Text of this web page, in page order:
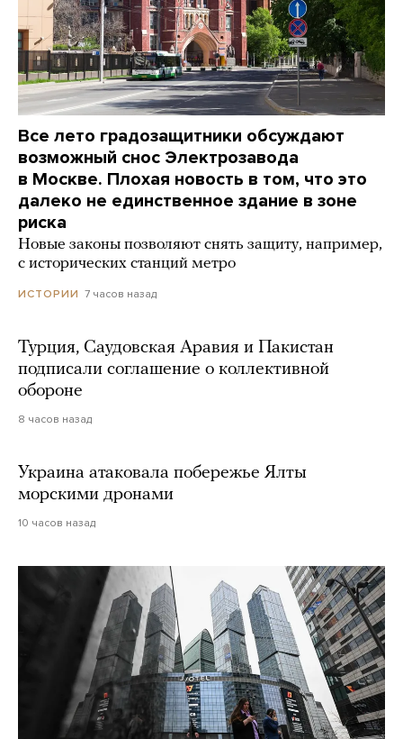
Все лето градозащитники обсуждают
возможный снос Электрозавода
в Москве. Плохая новость в том, что это
далеко не единственное здание в зоне
риска
Новые законы позволяют снять защиту, например,
с исторических станций метро
ИСТОРИИ 7 часов назад
Турция, Саудовская Аравия и Пакистан
подписали соглашение о коллективной
обороне
8 часов назад
Украина атаковала побережье Ялты
морскими дронами
10 часов назад